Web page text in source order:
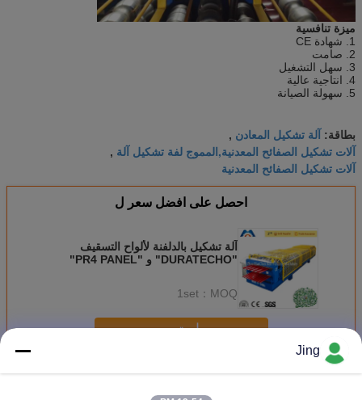
ميزة تنافسية
1. شهادة CE
2. صامت
3. سهل التشغيل
4. انتاجية عالية
5. سهولة الصيانة
بطاقة: آلة تشكيل المعادن ,
آلات تشكيل الصفائح المعدنية,المموج لفة تشكيل آلة ,
آلات تشكيل الصفائح المعدنية
احصل على افضل سعر ل
آلة تشكيل بالدلفنة لألواح التسقيف
"DURATECHO" و "PR4 PANEL"
MOQ：
1set
استمر
أكثرطبقة مزدوجة دحر آلة تشكيل
Jing